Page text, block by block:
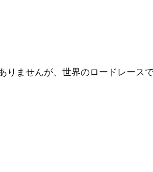
りませんが、世界のロードレース